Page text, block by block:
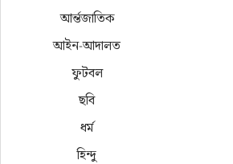
আর্ন্তজাতিক
আইন-আদালত
ফুটবল
ছবি
ধর্ম
হিন্দু